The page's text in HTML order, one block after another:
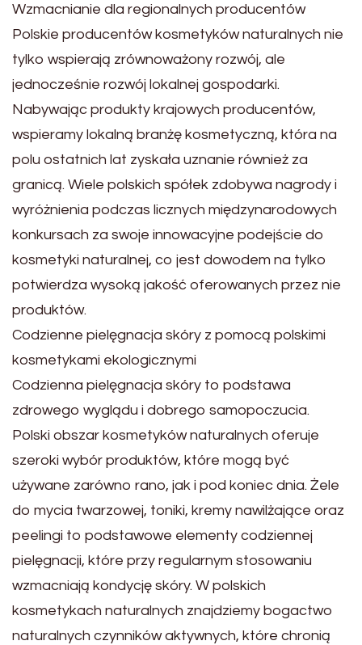
Wzmacnianie dla regionalnych producentów
Polskie producentów kosmetyków naturalnych nie
tylko wspierają zrównoważony rozwój, ale
jednocześnie rozwój lokalnej gospodarki.
Nabywając produkty krajowych producentów,
wspieramy lokalną branżę kosmetyczną, która na
polu ostatnich lat zyskała uznanie również za
granicą. Wiele polskich spółek zdobywa nagrody i
wyróżnienia podczas licznych międzynarodowych
konkursach za swoje innowacyjne podejście do
kosmetyki naturalnej, co jest dowodem na tylko
potwierdza wysoką jakość oferowanych przez nie
produktów.
Codzienne pielęgnacja skóry z pomocą polskimi
kosmetykami ekologicznymi
Codzienna pielęgnacja skóry to podstawa
zdrowego wyglądu i dobrego samopoczucia.
Polski obszar kosmetyków naturalnych oferuje
szeroki wybór produktów, które mogą być
używane zarówno rano, jak i pod koniec dnia. Żele
do mycia twarzowej, toniki, kremy nawilżające oraz
peelingi to podstawowe elementy codziennej
pielęgnacji, które przy regularnym stosowaniu
wzmacniają kondycję skóry. W polskich
kosmetykach naturalnych znajdziemy bogactwo
naturalnych czynników aktywnych, które chronią